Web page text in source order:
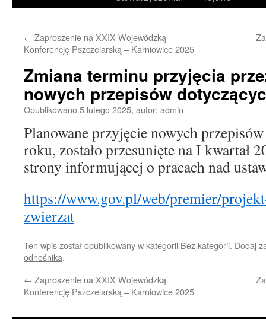
← Zaproszenie na XXIX Wojewódzką
Konferencję Pszczelarską – Karniowice 2025
Zmiana terminu przyjęcia
nowych przepisów
Opublikowano5 lutego 2025, autor: admin
Planowane przyjęcie nowych
roku, zostało przesunięte na I kwartał
strony informującej o pracach nad
https://www.gov.pl/web/premier/
zwierzat
Ten wpis został opublikowany w kategorii Bez kategorii. Dodaj
odnośnika.
← Zaproszenie na XXIX Wojewódzką
Konferencję Pszczelarską – Karniowice 2025